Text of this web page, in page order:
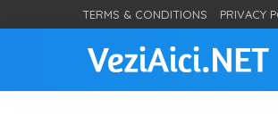
TERMS & CONDITIONS PRIVACY